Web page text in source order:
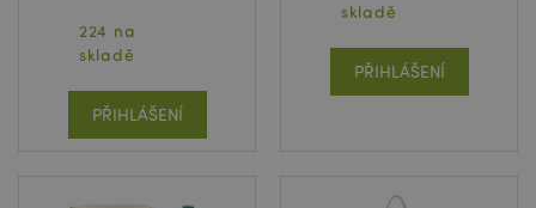
224 na
skladě
PŘIHLÁŠENÍ
skladě
PŘIHLÁŠENÍ